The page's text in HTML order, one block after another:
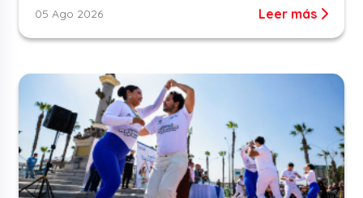
05 Ago 2026 Leer más